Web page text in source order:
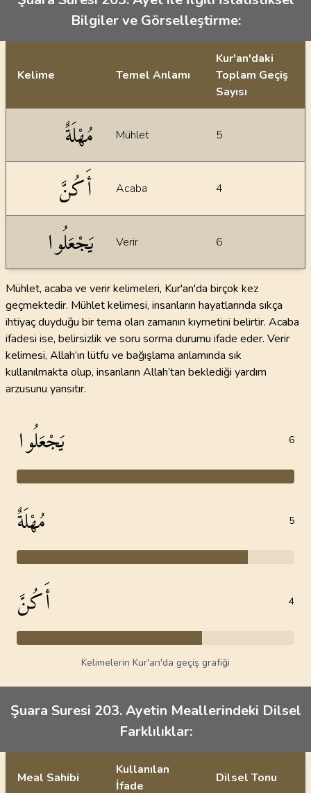
Bilgiler ve Görselleştirme:
Kelime Temel Anlamı
Kur'an'daki
Toplam Geçiş
Sayısı
مُهْلَةٌ Mühlet 5
أَكُنَّ Acaba 4
يَجْعَلُوا Verir 6
Mühlet, acaba ve verir kelimeleri, Kur'an'da birçok kez
geçmektedir. Mühlet kelimesi, insanların hayatlarında sıkça
ihtiyaç duyduğu bir tema olan zamanın kıymetini belirtir. Acaba
ifadesi ise, belirsizlik ve soru sorma durumu ifade eder. Verir
kelimesi, Allah’ın lütfu ve bağışlama anlamında sık
kullanılmakta olup, insanların Allah’tan beklediği yardım
arzusunu yansıtır.
يَجْعَلُوا 6
مُهْلَةٌ 5
أَكُنَّ 4
Kelimelerin Kur'an'da geçiş grafiği
Şuara Suresi 203. Ayetin Meallerindeki Dilsel
Farklılıklar:
Meal Sahibi
Kullanılan
İfade
Dilsel Tonu